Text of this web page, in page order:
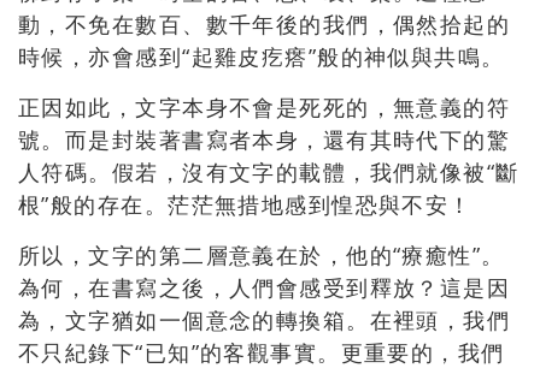
動，不免在數百、數千年後的我們，偶然拾起的
時候，亦會感到“起雞皮疙瘩”般的神似與共鳴。
正因如此，文字本身不會是死死的，無意義的符
號。而是封裝著書寫者本身，還有其時代下的驚
人符碼。假若，沒有文字的載體，我們就像被“斷
根”般的存在。茫茫無措地感到惶恐與不安！
所以，文字的第二層意義在於，他的“療癒性”。
為何，在書寫之後，人們會感受到釋放？這是因
為，文字猶如一個意念的轉換箱。在裡頭，我們
不只紀錄下“已知”的客觀事實。更重要的，我們